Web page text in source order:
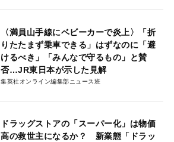
〈満員山手線にベビーカーで炎上〉「折
りたたまず乗車できる」はずなのに「避
けるべき」「みんなで守るもの」と賛
否…JR東日本が示した見解
集英社オンライン編集部ニュース班
ドラッグストアの「スーパー化」は物価
高の救世主になるか？ 新業態「ドラッ